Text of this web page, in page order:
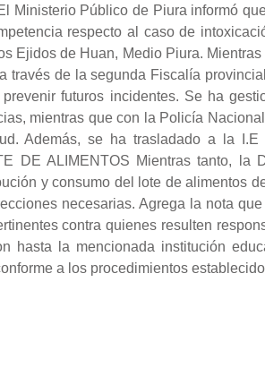
Ministerio Público de Piura informó
respecto al caso de
Ejidos de Huan, Medio Piura.
través de la segunda Fiscalía
futuros incidentes. Se ha
mientras que con la Policía
Además, se ha trasladado a la
DE ALIMENTOS Mientras tanto,
y consumo del lote de alimentos
necesarias. Agrega la nota
contra quienes resulten
hasta la mencionada institución
a los procedimientos